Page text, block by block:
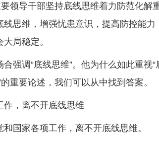
领导干部坚持底线思维着力防范化解
思维，增强忧患意识，提高防控能
局稳定。
强调“底线思维”。他为什么如此重视
重要论述，我们可以从中找到答案。
，离不开底线思维
国家各项工作，离不开底线思维。